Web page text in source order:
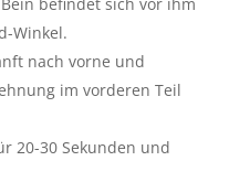
Winkel.
nach vorne und
im vorderen Teil
20-30 Sekunden und